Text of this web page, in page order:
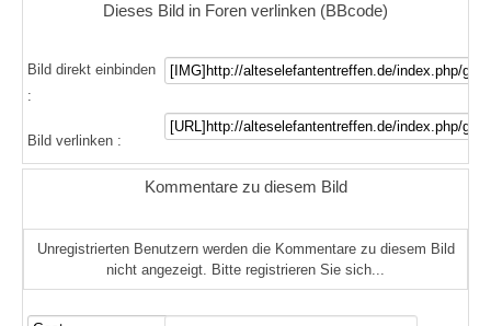
Dieses Bild in Foren verlinken (BBcode)
Bild direkt einbinden
:
Bild verlinken :
Kommentare zu diesem Bild
Unregistrierten Benutzern werden die Kommentare zu diesem Bild
nicht angezeigt. Bitte registrieren Sie sich...